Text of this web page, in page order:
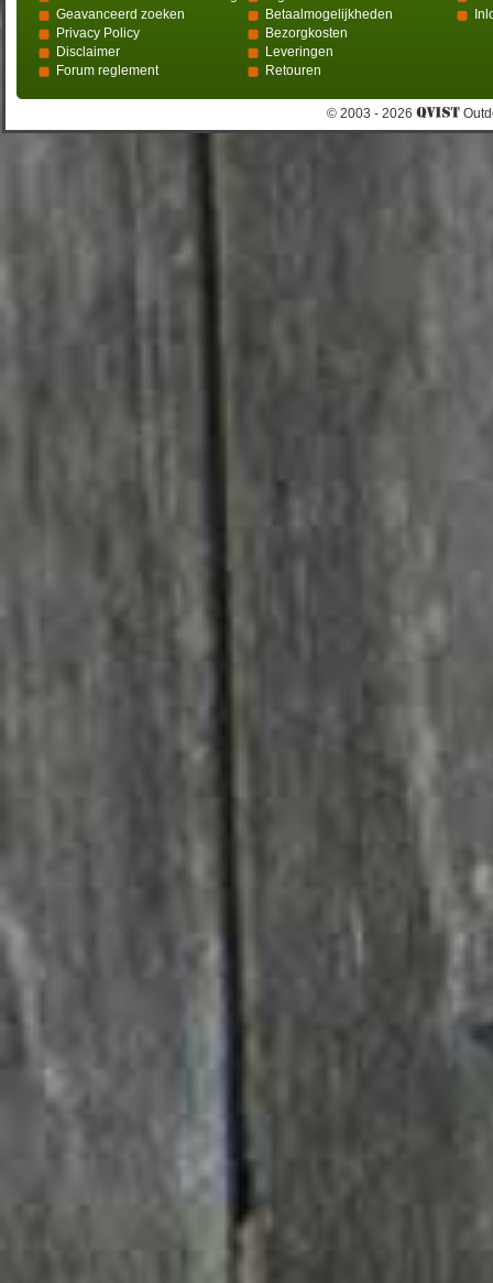
Geavanceerd zoeken
Privacy Policy
Disclaimer
Forum reglement
Betaalmogelijkheden
Bezorgkosten
Leveringen
Retouren
© 2003 - 2026